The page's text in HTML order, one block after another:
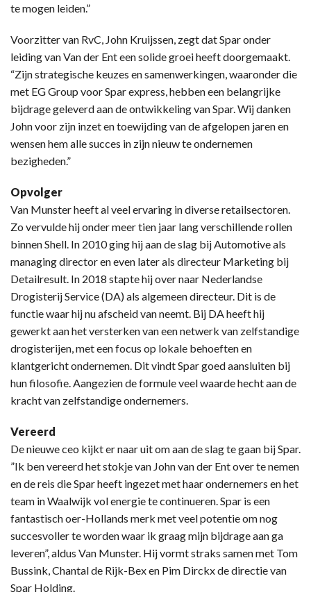
te mogen leiden.”
Voorzitter van RvC, John Kruijssen, zegt dat Spar onder
leiding van Van der Ent een solide groei heeft doorgemaakt.
“Zijn strategische keuzes en samenwerkingen, waaronder die
met EG Group voor Spar express, hebben een belangrijke
bijdrage geleverd aan de ontwikkeling van Spar. Wij danken
John voor zijn inzet en toewijding van de afgelopen jaren en
wensen hem alle succes in zijn nieuw te ondernemen
bezigheden.”
Opvolger
Van Munster heeft al veel ervaring in diverse retailsectoren.
Zo vervulde hij onder meer tien jaar lang verschillende rollen
binnen Shell. In 2010 ging hij aan de slag bij Automotive als
managing director en even later als directeur Marketing bij
Detailresult. In 2018 stapte hij over naar Nederlandse
Drogisterij Service (DA) als algemeen directeur. Dit is de
functie waar hij nu afscheid van neemt. Bij DA heeft hij
gewerkt aan het versterken van een netwerk van zelfstandige
drogisterijen, met een focus op lokale behoeften en
klantgericht ondernemen. Dit vindt Spar goed aansluiten bij
hun filosofie. Aangezien de formule veel waarde hecht aan de
kracht van zelfstandige ondernemers.
Vereerd
De nieuwe ceo kijkt er naar uit om aan de slag te gaan bij Spar.
”Ik ben vereerd het stokje van John van der Ent over te nemen
en de reis die Spar heeft ingezet met haar ondernemers en het
team in Waalwijk vol energie te continueren. Spar is een
fantastisch oer-Hollands merk met veel potentie om nog
succesvoller te worden waar ik graag mijn bijdrage aan ga
leveren”, aldus Van Munster. Hij vormt straks samen met Tom
Bussink, Chantal de Rijk-Bex en Pim Dirckx de directie van
Spar Holding.